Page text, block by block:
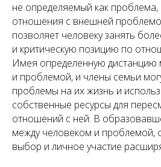
не определяемый как
отношения с внешней
позволяет человеку занять
и критическую позицию по
Имея определенную дистанцию
и проблемой, и члены семьи
проблемы на их жизнь и
собственные ресурсы для
отношений с ней. В
между человеком и проблемой,
выбор и личное участие